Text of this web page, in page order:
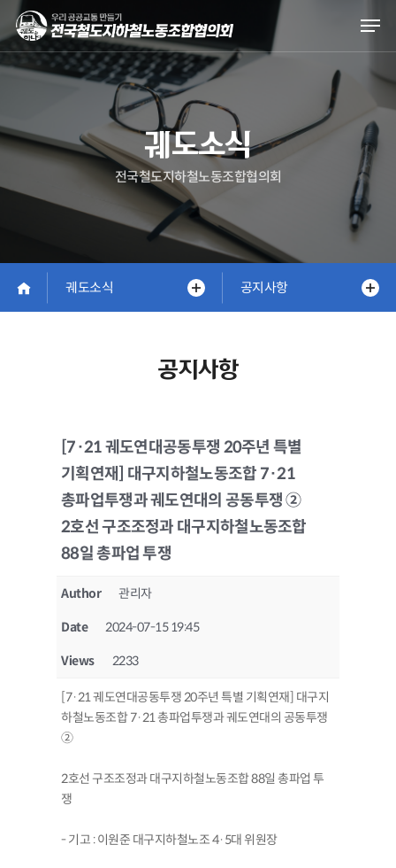
Skip
main
content
궤도소식
전국철도지하철노동조합협의회
궤도소식 공지사항
공지사항
[7·21 궤도연대공동투쟁 20주년 특별
기획연재] 대구지하철노동조합 7·21
총파업투쟁과 궤도연대의 공동투쟁 ②
2호선 구조조정과 대구지하철노동조합
88일 총파업 투쟁
Author 관리자
Date 2024-07-15 19:45
Views 2233
[7·21 궤도연대공동투쟁 20주년 특별 기획연재] 대구지
하철노동조합 7·21 총파업투쟁과 궤도연대의 공동투쟁
②
2호선 구조조정과 대구지하철노동조합 88일 총파업 투
쟁
- 기고 : 이원준 대구지하철노조 4·5대 위원장